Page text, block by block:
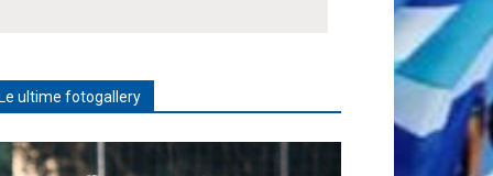
ultime fotogallery